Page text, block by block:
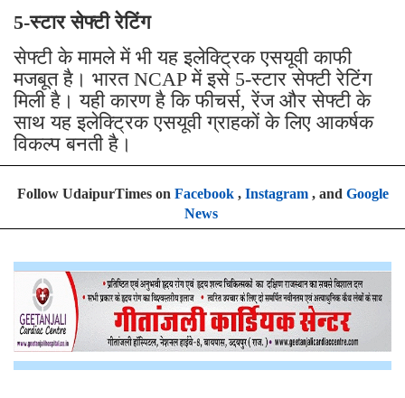
5-स्टार सेफ्टी रेटिंग
सेफ्टी के मामले में भी यह इलेक्ट्रिक एसयूवी काफी
मजबूत है। भारत NCAP में इसे 5-स्टार सेफ्टी रेटिंग
मिली है। यही कारण है कि फीचर्स, रेंज और सेफ्टी के
साथ यह इलेक्ट्रिक एसयूवी ग्राहकों के लिए आकर्षक
विकल्प बनती है।
Follow UdaipurTimes on Facebook, Instagram, and Google
News